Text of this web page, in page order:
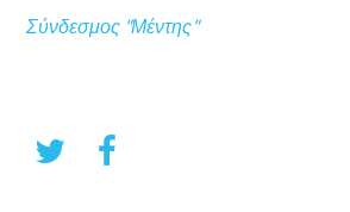
Σύνδεσμος "Μέντης"